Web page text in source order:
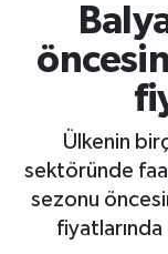
Ülkenin
sektöründe
sezonu
fiyatlarında
Tüm
Son Dakika
Haber Arşivi